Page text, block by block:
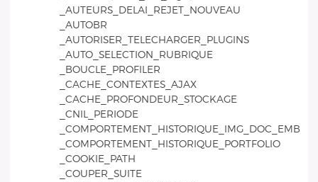
_AUTEURS_DELAI_REJET_NOUVEAU
_AUTOBR
_AUTORISER_TELECHARGER_PLUGINS
_AUTO_SELECTION_RUBRIQUE
_BOUCLE_PROFILER
_CACHE_CONTEXTES_AJAX
_CACHE_PROFONDEUR_STOCKAGE
_CNIL_PERIODE
_COMPORTEMENT_HISTORIQUE_IMG_DOC_EMB
_COMPORTEMENT_HISTORIQUE_PORTFOLIO
_COOKIE_PATH
_COUPER_SUITE